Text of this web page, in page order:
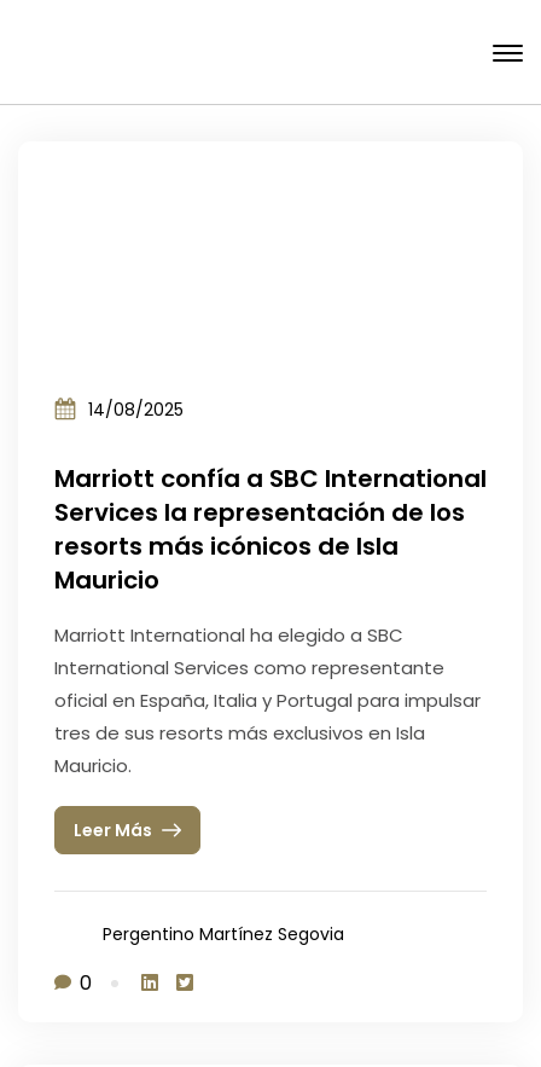
14/08/2025
Marriott confía a SBC International
Services la representación de los
resorts más icónicos de Isla
Mauricio
Marriott International ha elegido a SBC
International Services como representante
oficial en España, Italia y Portugal para impulsar
tres de sus resorts más exclusivos en Isla
Mauricio.
Leer Más
Pergentino Martínez Segovia
0